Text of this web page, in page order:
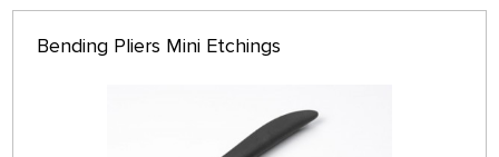
Bending Pliers Mini Etchings